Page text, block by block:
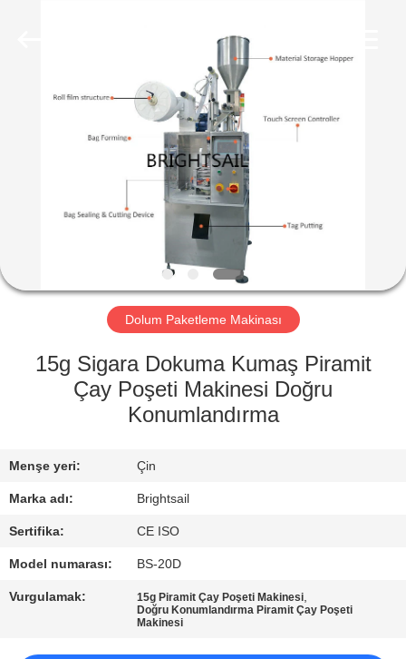
HAKKIMIZDA
FABRIKA
TURU
KONTROL
BIZIMLE
ILETIŞIME
GEÇIN
Dolum Paketleme Makinası
15g Sigara Dokuma Kumaş Piramit
Çay Poşeti Makinesi Doğru
Konumlandırma
Menşe yeri: Çin
Marka adı: Brightsail
Sertifika: CE ISO
Model numarası: BS-20D
Vurgulamak: 15g Piramit Çay Poşeti Makinesi,
Doğru Konumlandırma Piramit Çay Poşeti
Makinesi